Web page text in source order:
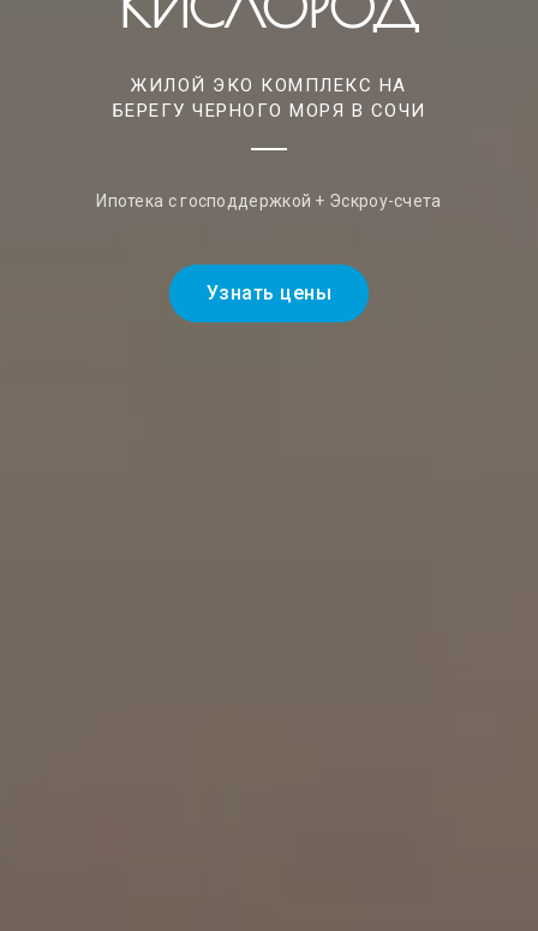
ЖИЛОЙ ЭКО КОМПЛЕКС НА
БЕРЕГУ ЧЕРНОГО МОРЯ В СОЧИ
Ипотека с господдержкой + Эскроу-счета
Узнать цены